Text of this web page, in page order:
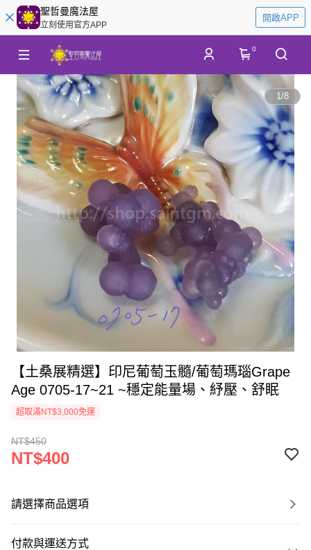
聖哲曼魔法屋
立刻使用官方APP
開啟APP
0
1/8
【土桑展精選】印尼葡萄玉髓/葡萄瑪瑙Grape
Age 0705-17~21 ~穩定能量場、紓壓、舒眠
超取滿NT$3,000免運
NT$450
NT$400
請選擇商品選項
付款與運送方式